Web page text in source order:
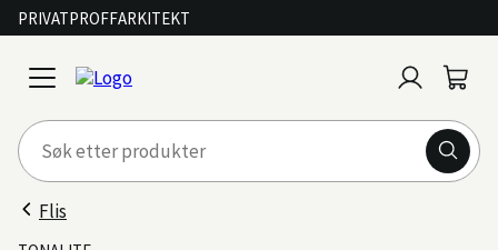
PRIVATPROFFARKITEKT
open
menu
inn
Flis